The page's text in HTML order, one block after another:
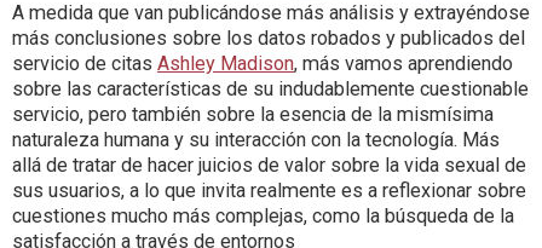
A medida que van publicándose más análisis y extrayéndose
más conclusiones sobre los datos robados y publicados del
servicio de citas Ashley Madison, más vamos aprendiendo
sobre las características de su indudablemente cuestionable
servicio, pero también sobre la esencia de la mismísima
naturaleza humana y su interacción con la tecnología. Más
allá de tratar de hacer juicios de valor sobre la vida sexual de
sus usuarios, a lo que invita realmente es a reflexionar sobre
cuestiones mucho más complejas, como la búsqueda de la
satisfacción a través de entornos